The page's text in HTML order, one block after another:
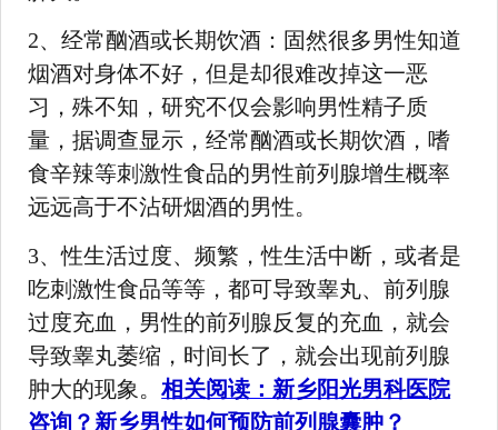
2、经常酗酒或长期饮酒：固然很多男性知道
烟酒对身体不好，但是却很难改掉这一恶
习，殊不知，研究不仅会影响男性精子质
量，据调查显示，经常酗酒或长期饮酒，嗜
食辛辣等刺激性食品的男性前列腺增生概率
远远高于不沾研烟酒的男性。
3、性生活过度、频繁，性生活中断，或者是
吃刺激性食品等等，都可导致睾丸、前列腺
过度充血，男性的前列腺反复的充血，就会
导致睾丸萎缩，时间长了，就会出现前列腺
肿大的现象。相关阅读：新乡阳光男科医院
咨询？新乡男性如何预防前列腺囊肿？